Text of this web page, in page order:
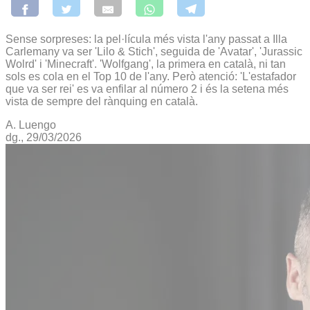
Sense sorpreses: la pel·lícula més vista l'any passat a Illa
Carlemany va ser 'Lilo & Stich', seguida de 'Avatar', 'Jurassic
Wolrd' i 'Minecraft'. 'Wolfgang', la primera en català, ni tan
sols es cola en el Top 10 de l'any. Però atenció: 'L'estafador
que va ser rei' es va enfilar al número 2 i és la setena més
vista de sempre del rànquing en català.
A. Luengo
dg., 29/03/2026